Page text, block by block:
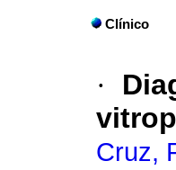
Clínico
·
Cruz,